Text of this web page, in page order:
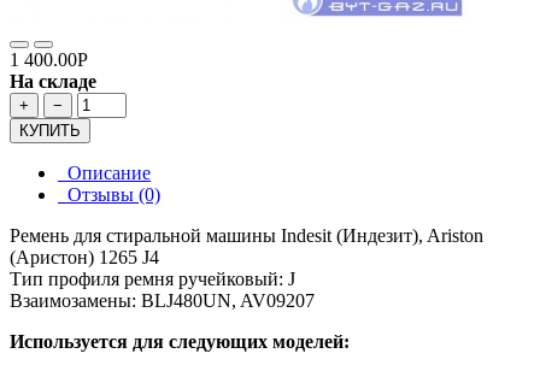
1 400.00Р
На складе
+
−
КУПИТЬ
Описание
Отзывы (0)
Ремень для стиральной машины Indesit (Индезит), Ariston
(Аристон) 1265 J4
Тип профиля ремня ручейковый: J
Взаимозамены: BLJ480UN, AV09207
Используется для следующих моделей: